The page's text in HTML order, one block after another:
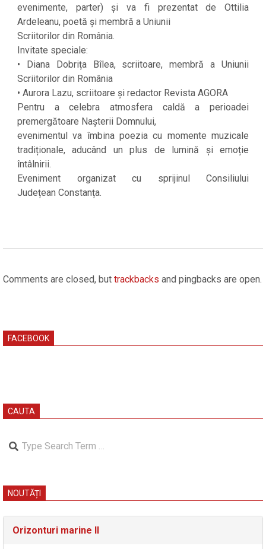
evenimente, parter) și va fi prezentat de Ottilia
Ardeleanu, poetă și membră a Uniunii
Scriitorilor din România.
Invitate speciale:
• Diana Dobrița Bîlea, scriitoare, membră a Uniunii
Scriitorilor din România
• Aurora Lazu, scriitoare și redactor Revista AGORA
Pentru a celebra atmosfera caldă a perioadei
premergătoare Nașterii Domnului,
evenimentul va îmbina poezia cu momente muzicale
tradiționale, aducând un plus de lumină și emoție
întâlnirii.
Eveniment organizat cu sprijinul Consiliului
Județean Constanța.
12
Comments are closed, but trackbacks and pingbacks are open.
FACEBOOK
CAUTA
Search
NOUTĂȚI
Orizonturi marine II